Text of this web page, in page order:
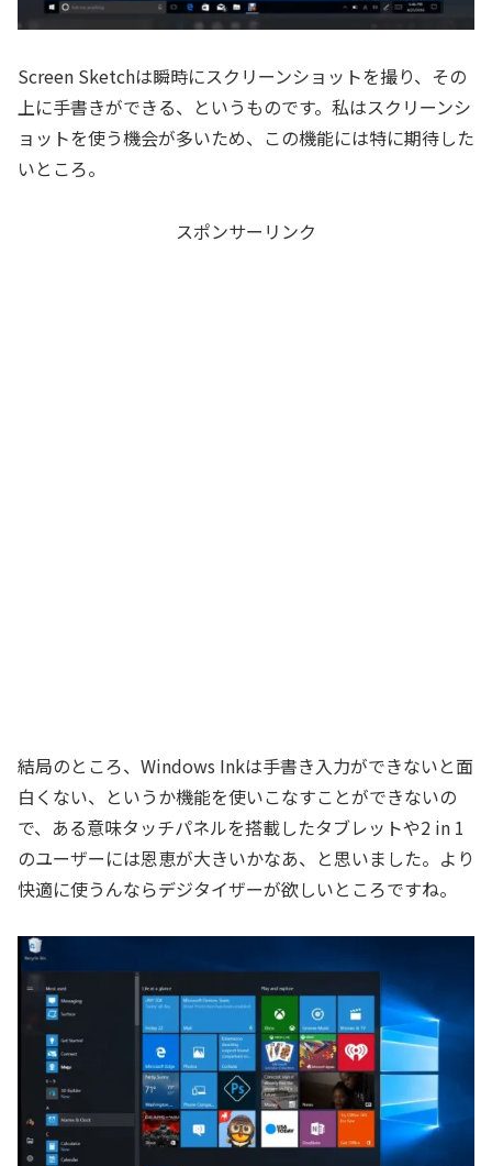
Screen Sketchは瞬時にスクリーンショットを撮り、その
上に手書きができる、というものです。私はスクリーンシ
ョットを使う機会が多いため、この機能には特に期待した
いところ。
スポンサーリンク
結局のところ、Windows Inkは手書き入力ができないと面
白くない、というか機能を使いこなすことができないの
で、ある意味タッチパネルを搭載したタブレットや2 in 1
のユーザーには恩恵が大きいかなあ、と思いました。より
快適に使うんならデジタイザーが欲しいところですね。